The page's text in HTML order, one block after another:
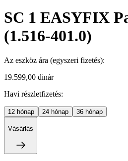
SC 1 EASYFIX
(1.516-401.0)
Az eszköz ára (egyszeri fizetés):
19.599,00 dinár
Havi részletfizetés:
12 hónap 24 hónap 36 hónap
Vásárlás